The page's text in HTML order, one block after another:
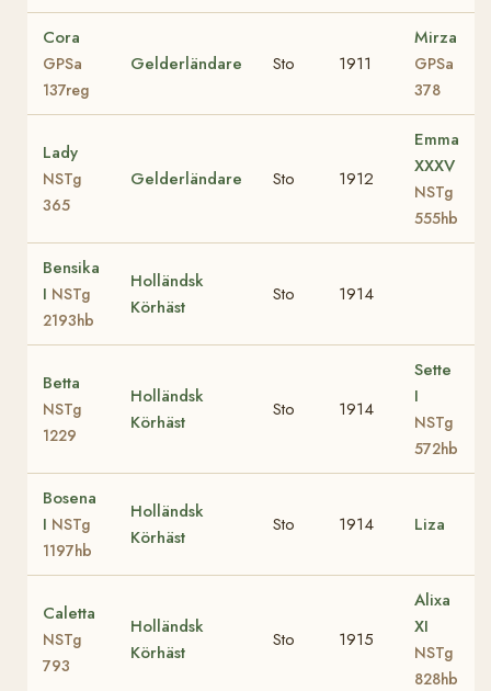
Cora
GPSa
137reg
Gelderländare Sto 1911
Mirza
GPSa
378
Lady
NSTg
365
Gelderländare Sto 1912
Emma
XXXV
NSTg
555hb
Bensika
I NSTg
2193hb
Holländsk
Körhäst
Sto 1914
Betta
NSTg
1229
Holländsk
Körhäst
Sto 1914
Sette
I
NSTg
572hb
Bosena
I NSTg
1197hb
Holländsk
Körhäst
Sto 1914 Liza
Caletta
NSTg
793
Holländsk
Körhäst
Sto 1915
Alixa
XI
NSTg
828hb